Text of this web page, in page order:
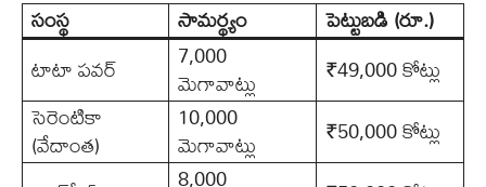
సంస్థ
సామర్థ్యం
పెట్టుబడి (రూ.)
టాటా పవర్
7,000
మెగావాట్లు
₹49,000 కోట్లు
సెరెంటికా
(వేదాంత)
10,000
మెగావాట్లు
₹50,000 కోట్లు
8,000